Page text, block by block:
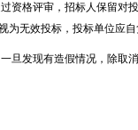
资格评审，招标人保留
无效投标，投标单位应
旦发现有造假情况，除